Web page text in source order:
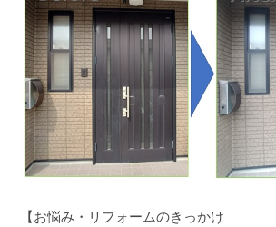
【お悩み・リフォームのきっかけ